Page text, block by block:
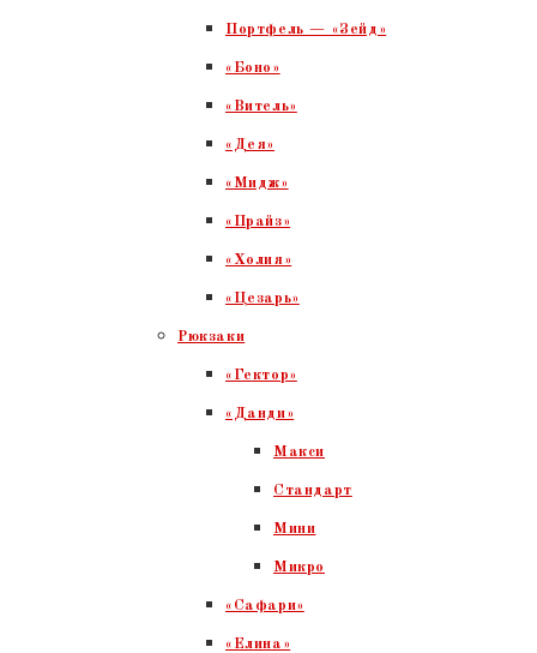
Портфель — «Зейд»
«Боно»
«Витель»
«Дея»
«Мидж»
«Прайз»
«Холия»
«Цезарь»
Рюкзаки
«Гектор»
«Данди»
Макси
Стандарт
Мини
Микро
«Сафари»
«Елина»